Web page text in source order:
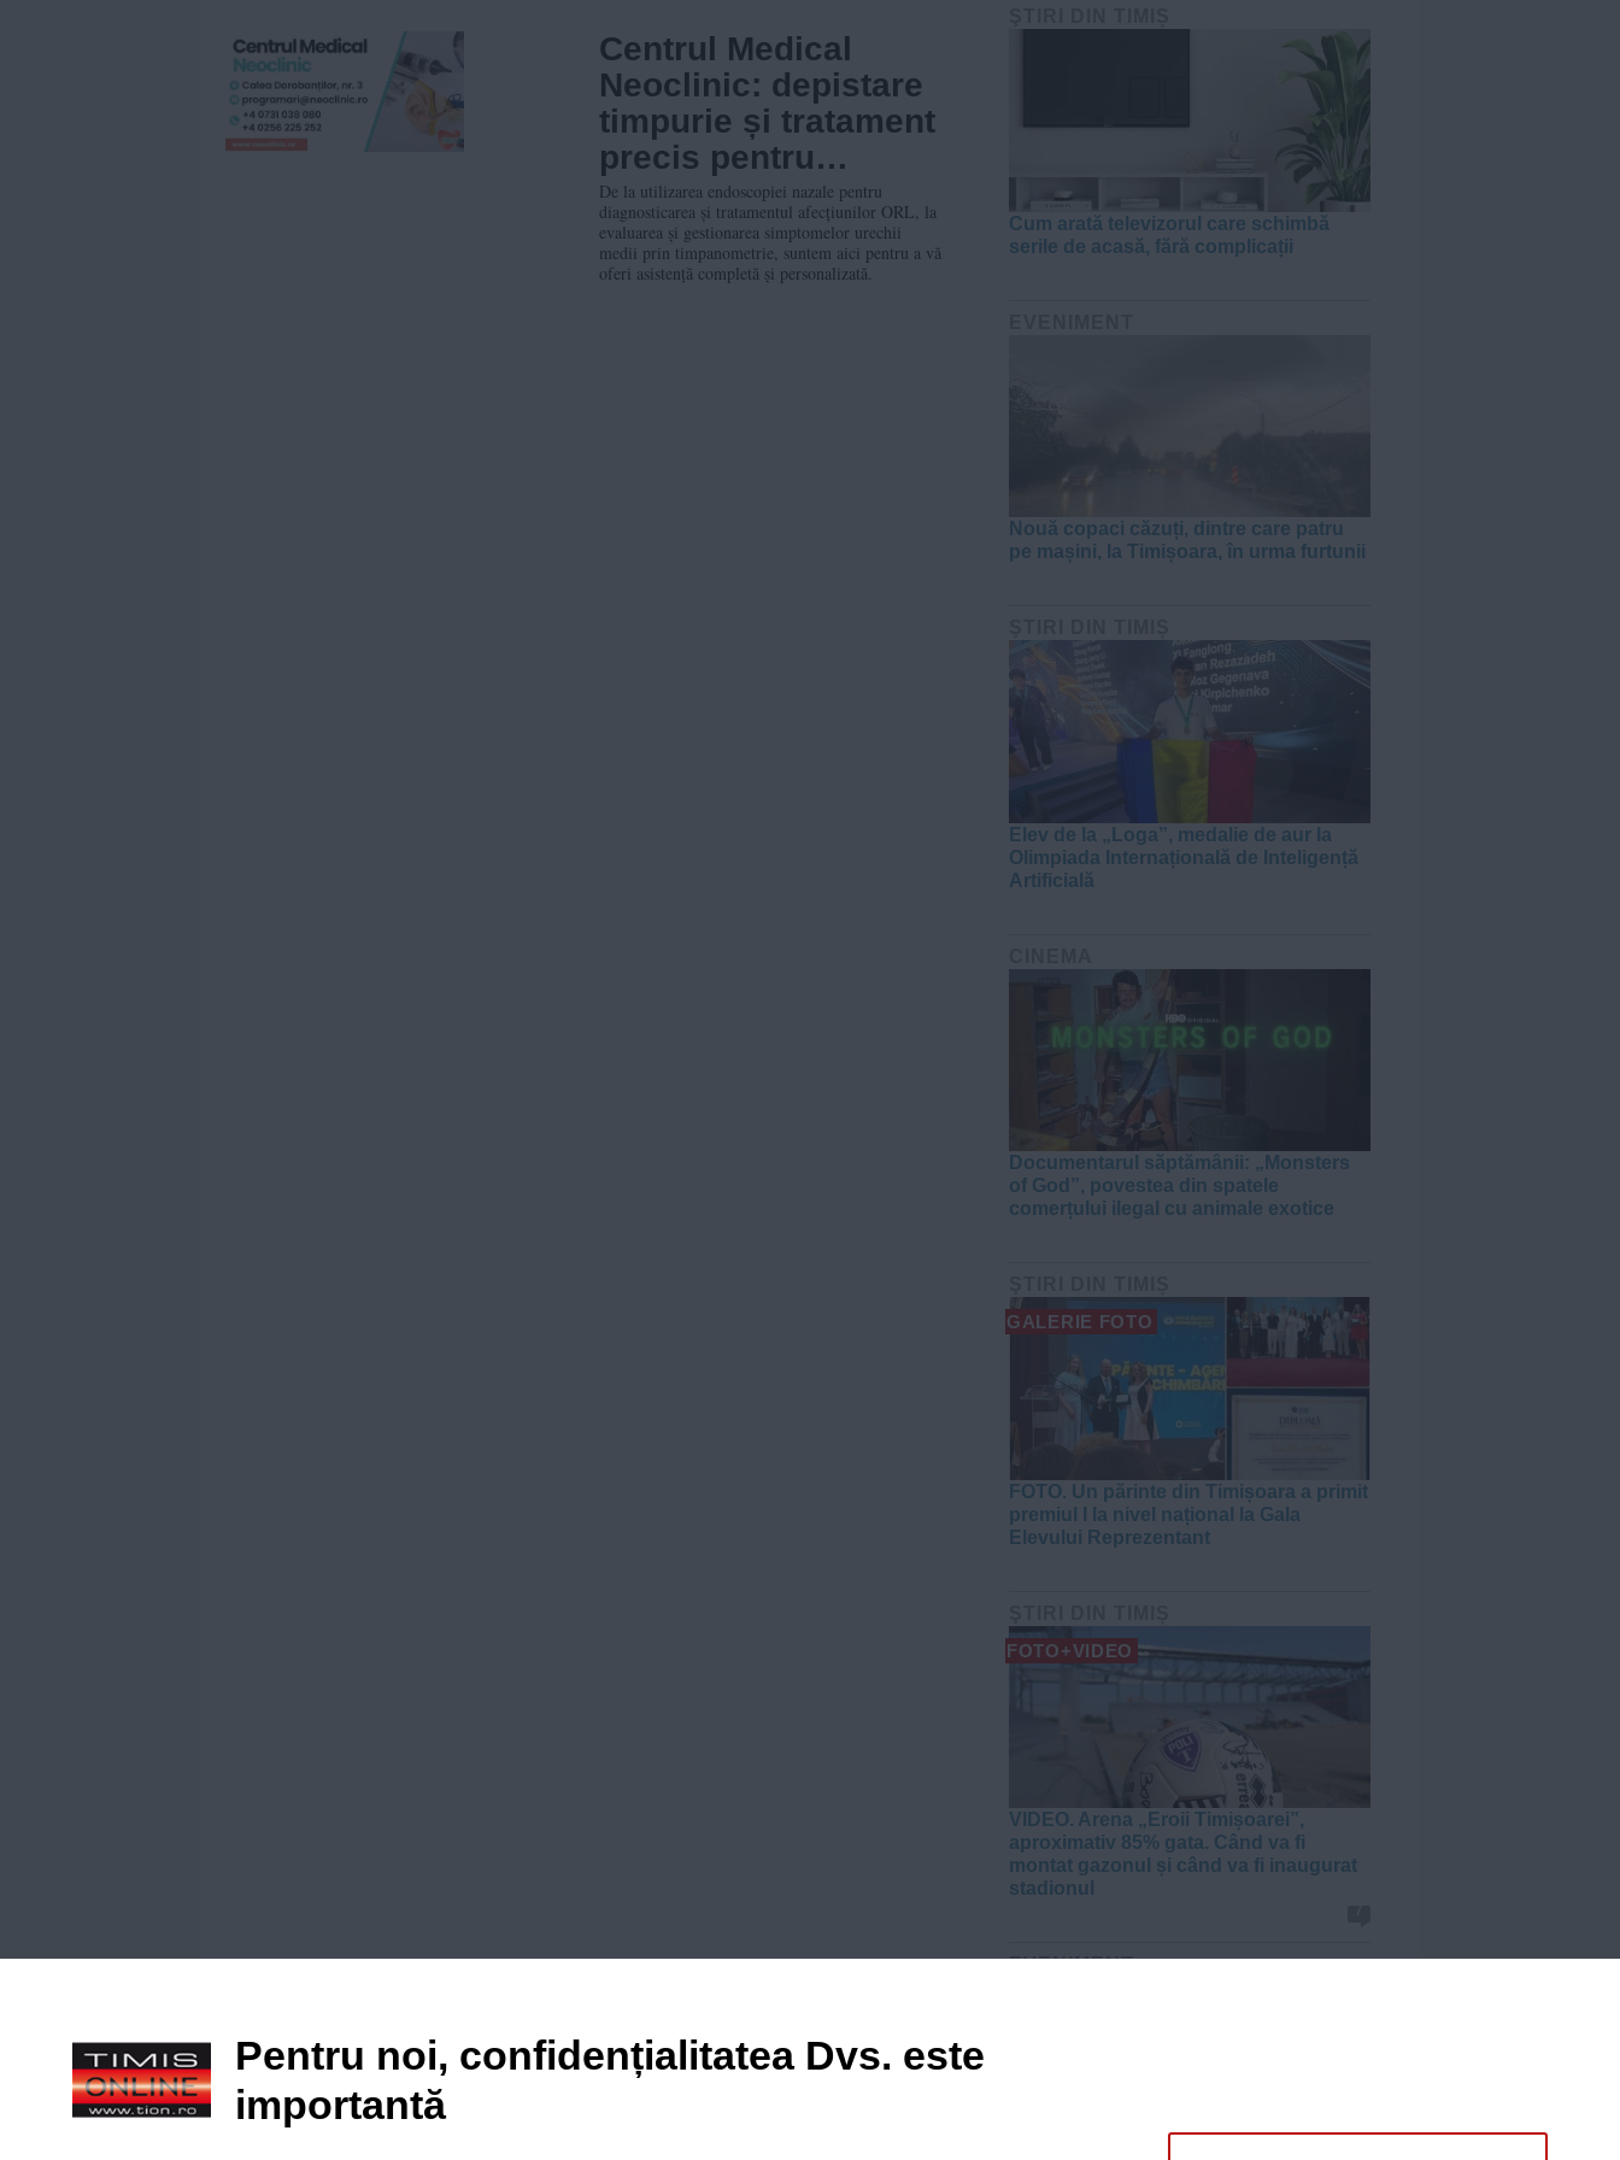
tulburărilor
hormonale
Centrul Medical
Neoclinic: depistare
timpurie și tratament
precis pentru
afecțiunile ORL
(hemoragie nazală,
afecțiuni ale urechii
De la utilizarea endoscopiei nazale pentru
diagnosticarea și tratamentul afecțiunilor ORL, la
evaluarea și gestionarea simptomelor urechii
medii prin timpanometrie, suntem aici pentru a vă
oferi asistență completă și personalizată.
Cum arată televizorul care schimbă
serile de acasă, fără complicații
Nouă copaci căzuți, dintre care patru
pe mașini, la Timișoara, în urma furtunii
Elev de la „Loga”, medalie de aur la
Olimpiada Internațională de Inteligență
Artificială
Documentarul săptămânii: „Monsters
of God”, povestea din spatele
comerțului ilegal cu animale exotice
GALERIE FOTO
FOTO. Un părinte din Timișoara a primit
premiul I la nivel național la Gala
Elevului Reprezentant
FOTO+VIDEO
VIDEO. Arena „Eroii Timișoarei”,
aproximativ 85% gata. Când va fi
montat gazonul și când va fi inaugurat
stadionul
EVENIMENT
Pentru noi, confidențialitatea Dvs. este
importantă